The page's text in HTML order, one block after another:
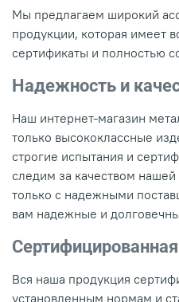
Мы предлагаем широкий
продукции, которая имеет
сертификаты и полностью
Надежность и
Наш интернет-магазин
только высококлассные
строгие испытания и
следим за качеством
только с надежными
вам надежные и
Вся наша продукция
установленным нормам и